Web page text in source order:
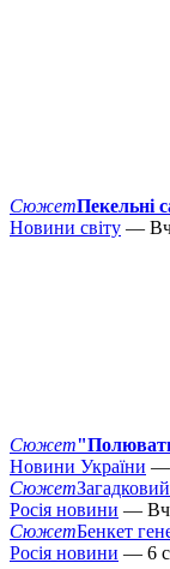
СюжетПекельні
Новини світу —
Сюжет"Полювати
Новини України —
Сюжет
Росія новини —
СюжетБенкет
Росія новини — 6